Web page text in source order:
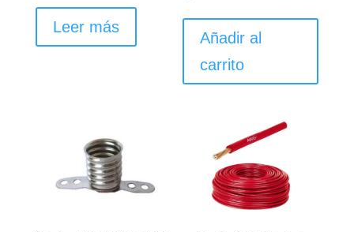
Leer más
Añadir al
carrito